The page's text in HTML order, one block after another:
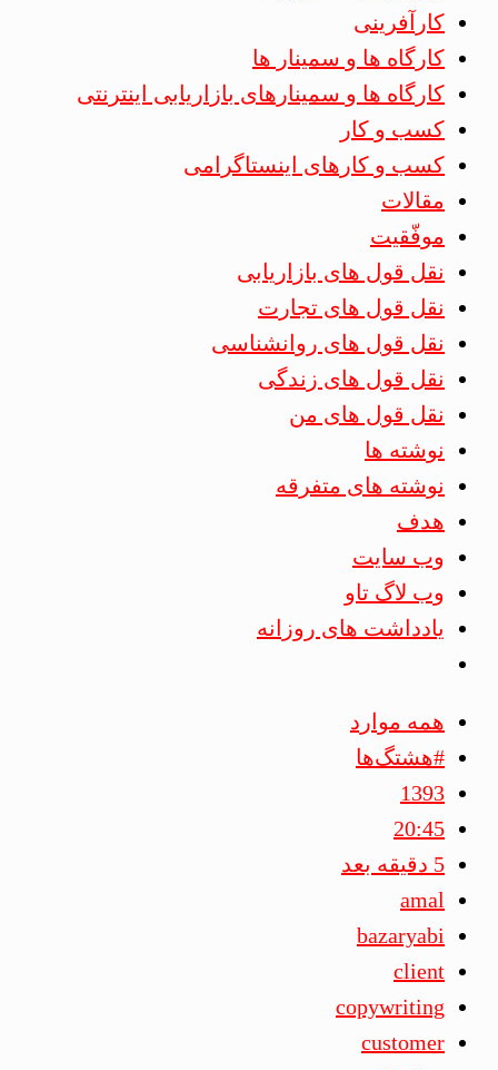
کارآفرینی
کارگاه ها و سمینار ها
کارگاه ها و سمینارهای بازاریابی اینترنتی
کسب و کار
کسب و کارهای اینستاگرامی
مقالات
موفّقیت
نقل قول های بازاریابی
نقل قول های تجارت
نقل قول های روانشناسی
نقل قول های زندگی
نقل قول های من
نوشته ها
نوشته های متفرقه
هدف
وب سایت
وب لاگ تاو
یادداشت های روزانه
همه موارد
#هشتگ‌ها
1393
20:45
5 دقیقه بعد
amal
bazaryabi
client
copywriting
customer